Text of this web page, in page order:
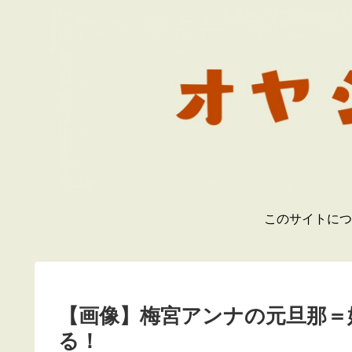
このサイトに
【画像】梅宮アンナの元旦那
る！